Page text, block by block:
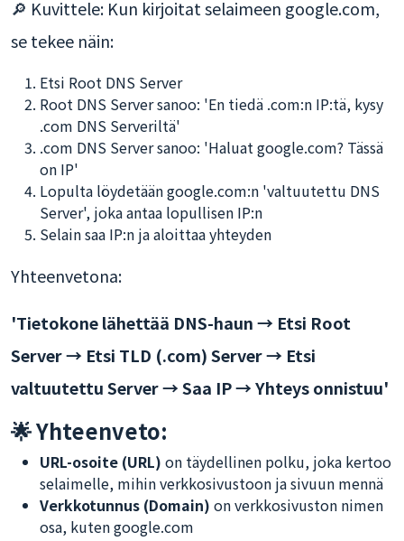
🔎 Kuvittele: Kun kirjoitat selaimeen google.com,
se tekee näin:
Etsi Root DNS Server
Root DNS Server sanoo: 'En tiedä .com:n IP:tä, kysy
.com DNS Serveriltä'
.com DNS Server sanoo: 'Haluat google.com? Tässä
on IP'
Lopulta löydetään google.com:n 'valtuutettu DNS
Server', joka antaa lopullisen IP:n
Selain saa IP:n ja aloittaa yhteyden
Yhteenvetona:
'Tietokone lähettää DNS-haun → Etsi Root
Server → Etsi TLD (.com) Server → Etsi
valtuutettu Server → Saa IP → Yhteys onnistuu'
🌟 Yhteenveto:
URL-osoite (URL) on täydellinen polku, joka kertoo
selaimelle, mihin verkkosivustoon ja sivuun mennä
Verkkotunnus (Domain) on verkkosivuston nimen
osa, kuten google.com